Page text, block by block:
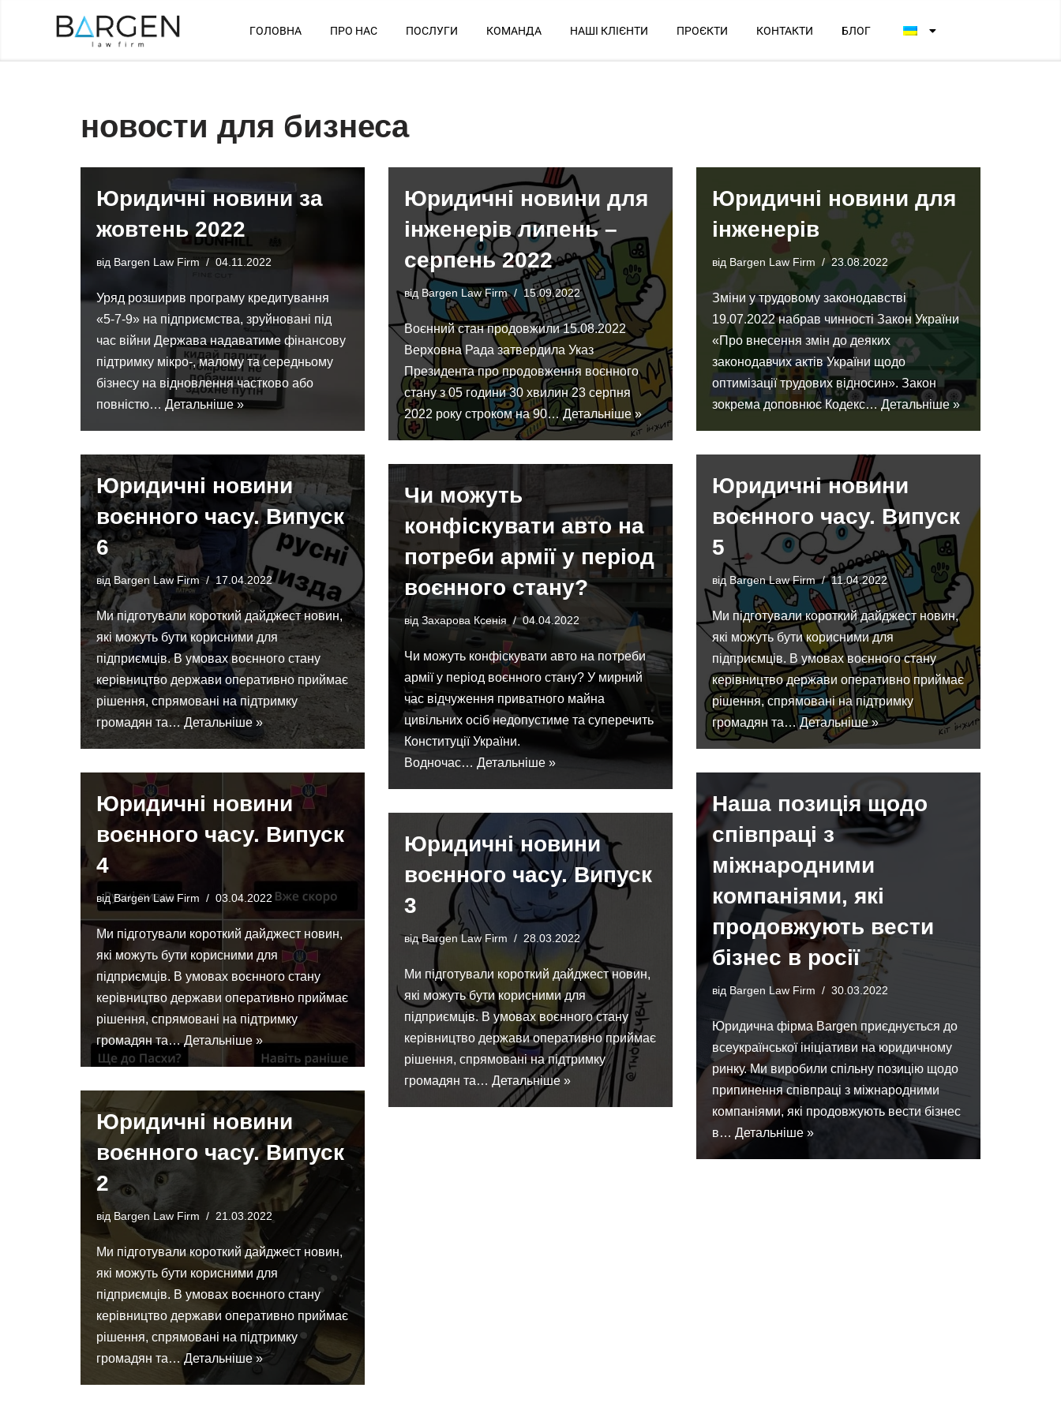
ГОЛОВНА ПРО НАС ПОСЛУГИ КОМАНДА НАШІ КЛІЄНТИ ПРОЄКТИ КОНТАКТИ БЛОГ
новости для бизнеса
Юридичні новини за
жовтень 2022
від Bargen Law Firm 04.11.2022
Уряд розширив програму кредитування
«5-7-9» на підприємства, зруйновані під
час війни Держава надаватиме фінансову
підтримку мікро-, малому та середньому
бізнесу на відновлення частково або
повністю… Детальніше »
Юридичні новини для
інженерів липень –
серпень 2022
від Bargen Law Firm 15.09.2022
Воєнний стан продовжили 15.08.2022
Верховна Рада затвердила Указ
Президента про продовження воєнного
стану з 05 години 30 хвилин 23 серпня
2022 року строком на 90…Детальніше »
Юридичні новини для
інженерів
від Bargen Law Firm 23.08.2022
Зміни у трудовому законодавстві
19.07.2022 набрав чинності Закон України
«Про внесення змін до деяких
законодавчих актів України щодо
оптимізації трудових відносин». Закон
зокрема доповнює Кодекс…Детальніше »
Юридичні новини
воєнного часу. Випуск
6
відBargen Law Firm 17.04.2022
Ми підготували короткий дайджест новин,
які можуть бути корисними для
підприємців. В умовах воєнного стану
керівництво держави оперативно приймає
рішення, спрямовані на підтримку
громадян та…Детальніше »
Юридичні новини
воєнного часу. Випуск
5
від Bargen Law Firm 11.04.2022
Ми підготували короткий дайджест новин,
які можуть бути корисними для
підприємців. В умовах воєнного стану
керівництво держави оперативно приймає
рішення, спрямовані на підтримку
громадян та…Детальніше »
Чи можуть
конфіскувати авто на
потреби армії у період
воєнного стану?
відЗахарова Ксенія 04.04.2022
Чи можуть конфіскувати авто на потреби
армії у період воєнного стану? У мирний
час відчуження приватного майна
цивільних осіб недопустиме та суперечить
Конституції України.
Водночас… Детальніше »
Юридичні новини
воєнного часу. Випуск
4
відBargen Law Firm 03.04.2022
Ми підготували короткий дайджест новин,
які можуть бути корисними для
підприємців. В умовах воєнного стану
керівництво держави оперативно приймає
рішення, спрямовані на підтримку
громадян та…Детальніше »
Наша позиція щодо
співпраці з
міжнародними
компаніями, які
продовжують вести
бізнес в росії
від Bargen Law Firm 30.03.2022
Юридична фірма Bargen приєднується до
всеукраїнської ініціативи на юридичному
ринку. Ми виробили спільну позицію щодо
припинення співпраці з міжнародними
компаніями, які продовжують вести бізнес
в… Детальніше »
Юридичні новини
воєнного часу. Випуск
3
відBargen Law Firm 28.03.2022
Ми підготували короткий дайджест новин,
які можуть бути корисними для
підприємців. В умовах воєнного стану
керівництво держави оперативно приймає
рішення, спрямовані на підтримку
громадян та… Детальніше »
Юридичні новини
воєнного часу. Випуск
2
від Bargen Law Firm 21.03.2022
Ми підготували короткий дайджест новин,
які можуть бути корисними для
підприємців. В умовах воєнного стану
керівництво держави оперативно приймає
рішення, спрямовані на підтримку
громадян та…Детальніше »